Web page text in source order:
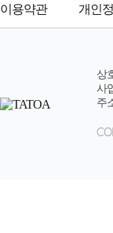
이용약관 개인
상
사
주